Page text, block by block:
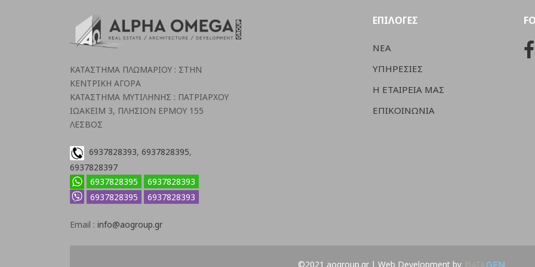
ΚΑΤΑΣΤΗΜΑ ΠΛΩΜΑΡΙΟΥ : ΣΤΗΝ
ΚΕΝΤΡΙΚΗ ΑΓΟΡΑ
ΚΑΤΑΣΤΗΜΑ ΜΥΤΙΛΗΝΗΣ : ΠΑΤΡΙΑΡΧΟΥ
ΙΩΑΚΕΙΜ 3, ΠΛΗΣΙΟΝ ΕΡΜΟΥ 155
ΛΕΣΒΟΣ
6937828393, 6937828395,
6937828397
6937828395
6937828393
6937828395
6937828393
Email : info@aogroup.gr
ΕΠΙΛΟΓΕΣ
ΝΕΑ
ΥΠΗΡΕΣΙΕΣ
Η ΕΤΑΙΡΕΙΑ ΜΑΣ
ΕΠΙΚΟΙΝΩΝΙΑ
©2021 aogroup.gr | Web Development by